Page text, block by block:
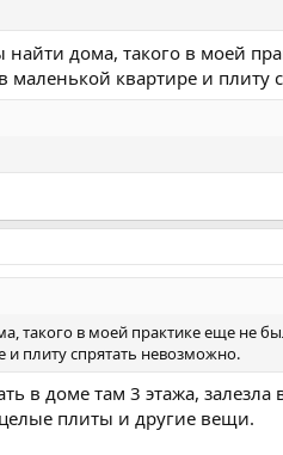
дома, такого в моей
квартире и плиту
такого в моей практике еще не
плиту спрятать невозможно.
в доме там 3 этажа,
плиты и другие вещи.